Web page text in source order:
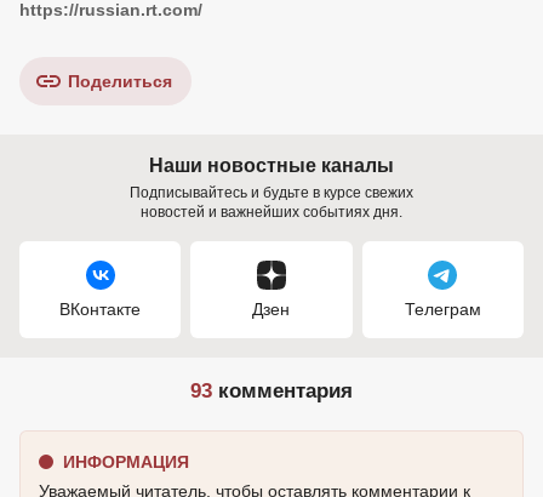
https://russian.rt.com/
Поделиться
Наши новостные каналы
Подписывайтесь и будьте в курсе свежих
новостей и важнейших событиях дня.
ВКонтакте Дзен Телеграм
93 комментария
ИНФОРМАЦИЯ
Уважаемый читатель, чтобы оставлять комментарии к